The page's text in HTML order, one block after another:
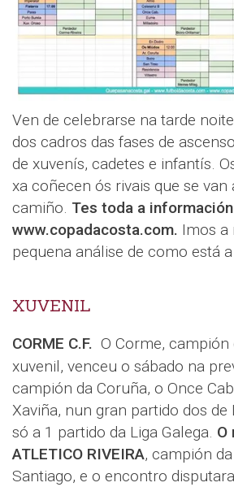
Ven de celebrarse na tarde
dos cadros das fases de
de xuvenís, cadetes e infantís.
xa coñecen ós rivais que se van
camiño. Tes toda a
www.copadacosta.com. Imos a
pequena análise de como está
XUVENIL
CORME C.F. O Corme, campión
xuvenil, venceu o sábado na
campión da Coruña, o Once
Xaviña, nun gran partido dos de
só a 1 partido da Liga Galega. O
ATLETICO RIVEIRA, campión
Santiago, e o encontro